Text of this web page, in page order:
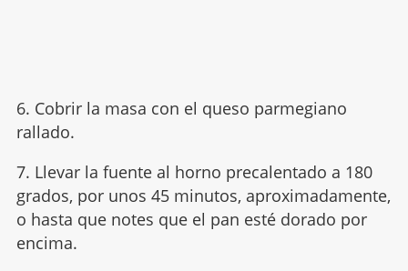
6. Cobrir la masa con el queso parmegiano
rallado.
7. Llevar la fuente al horno precalentado a 180
grados, por unos 45 minutos, aproximadamente,
o hasta que notes que el pan esté dorado por
encima.